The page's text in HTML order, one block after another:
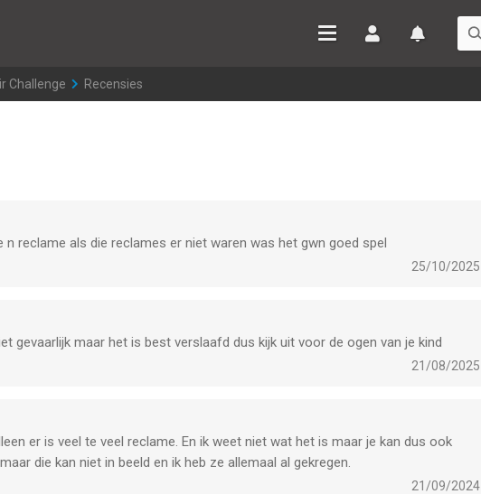
Challenge >
Recensies
n reclame als die reclames er niet waren was het gwn goed spel
25/10/2025
gevaarlijk maar het is best verslaafd dus kijk uit voor de ogen van je kind
21/08/2025
er is veel te veel reclame. En ik weet niet wat het is maar je kan dus ook
die kan niet in beeld en ik heb ze allemaal al gekregen.
21/09/2024